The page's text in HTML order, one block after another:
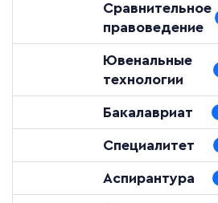
Сравнительное
правоведение
Ювенальные
технологии
Бакалавриат
Специалитет
Аспирантура